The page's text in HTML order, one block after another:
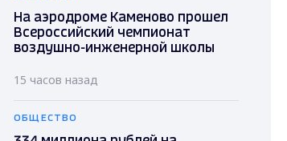
На аэродроме Каменово прошел
Всероссийский чемпионат
воздушно-инженерной школы
15 часов назад
ОБЩЕСТВО